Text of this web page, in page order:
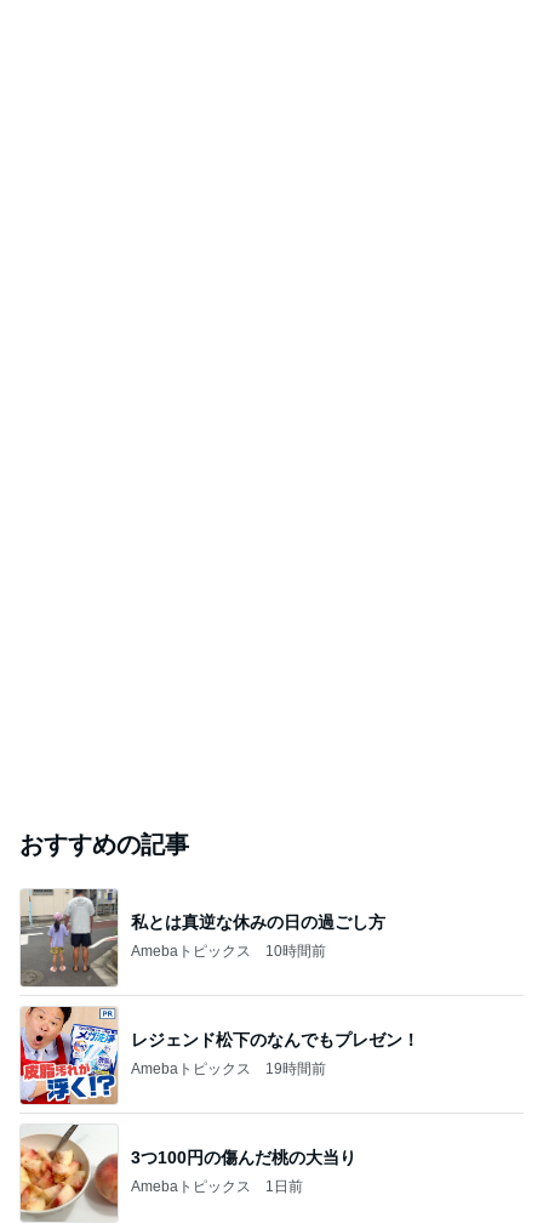
おすすめの記事
私とは真逆な休みの日の過ごし方
Amebaトピックス 10時間前
レジェンド松下のなんでもプレゼン！
Amebaトピックス 19時間前
3つ100円の傷んだ桃の大当り
Amebaトピックス 1日前